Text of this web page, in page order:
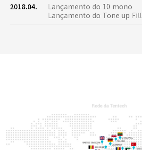
2018.04.
Lançamento do 10 mono
Lançamento do Tone up Fill